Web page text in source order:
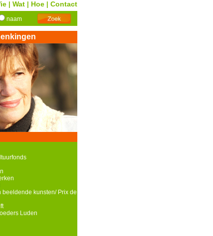
Wat Hoe Contact
naam
beeldende kunsten/ Prix de
Luden